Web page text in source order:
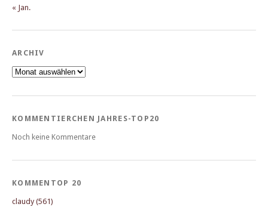
« Jan.
ARCHIV
Archiv
KOMMENTIERCHEN JAHRES-TOP20
Noch keine Kommentare
KOMMENTOP 20
claudy (561)